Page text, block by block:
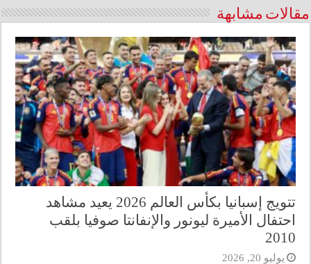
مقالات مشابهة
تتويج إسبانيا بكأس العالم 2026 يعيد مشاهد
احتفال الأميرة ليونور والإنفانتا صوفيا بلقب
2010
يوليو 20, 2026